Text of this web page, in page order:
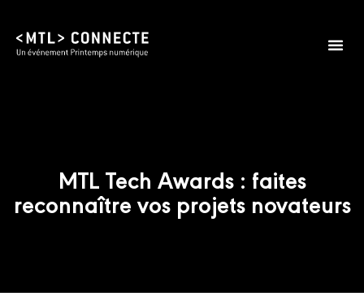
MTL Tech Awards : faites
reconnaître vos projets novateurs